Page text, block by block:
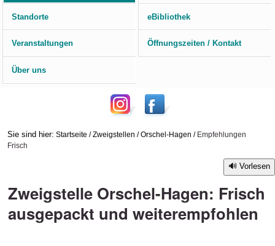
Standorte eBibliothek
Veranstaltungen Öffnungszeiten / Kontakt
Über uns
Sie sind hier: Startseite /Zweigstellen /Orschel-Hagen / Empfehlungen
Frisch
Vorlesen
Zweigstelle Orschel-Hagen: Frisch
ausgepackt und weiterempfohlen